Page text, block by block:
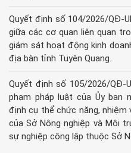
Quyết định số 104/2026/QĐ-
giữa các cơ quan liên quan
giám sát hoạt động kinh
địa bàn tỉnh Tuyên Quang.
Quyết định số 105/2026/QĐ-
phạm pháp luật của Ủy ban
định cụ thể chức năng, nhiệm
của Sở Nông nghiệp và Môi
sự nghiệp công lập thuộc Sở